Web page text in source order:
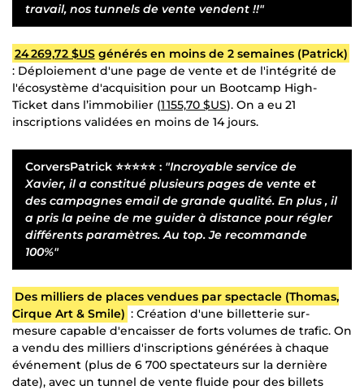
travail, nos tunnels de vente vendent !!"
24 269,72 $USgénérés en moins de 2 semaines (Patrick)
: Déploiement d'une page de vente et de l'intégrité de
l'écosystème d'acquisition pour un Bootcamp High-
Ticket dans l’immobilier (1 155,70 $US). On a eu 21
inscriptions validées en moins de 14 jours.
CorversPatrick ⭐⭐⭐⭐⭐ : "Incroyable service de
Xavier, il a constitué plusieurs pages de vente et
des campagnes email de grande qualité. En plus , il
a pris la peine de me guider à distance pour régler
différents paramètres. Au top. Je recommande
100%"
Des milliers de places vendues par spectacle (Thomas,
Cirque Art & Smile) : Création d'une billetterie sur-
mesure capable d'encaisser de forts volumes de trafic. On
a vendu des milliers d'inscriptions générées à chaque
événement (plus de 6 700 spectateurs sur la dernière
date), avec un tunnel de vente fluide pour des billets